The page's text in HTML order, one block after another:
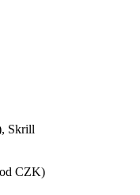
Skrill
CZK)